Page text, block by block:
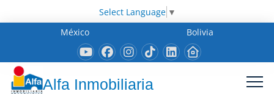
Select Language ▼
México
Bolivia
Alfa Inmobiliaria